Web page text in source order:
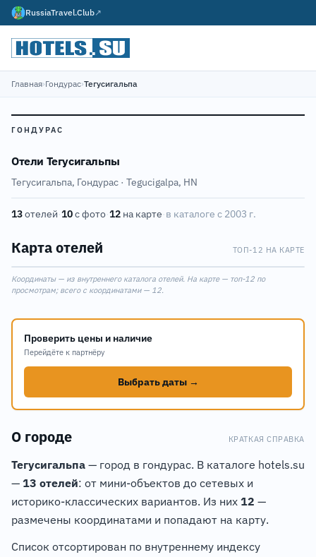
RussiaTravel.Club↗
Главная›Гондурас›Тегусигальпа
ГОНДУРАС
Отели Тегусигальпы
Тегусигальпа, Гондурас · Tegucigalpa, HN
13отелей·10с фото·12 на карте·в каталоге с 2003 г.
Карта отелей ТОП-12 НА КАРТЕ
2
12
+
Координаты — из внутреннего каталога отелей. На карте — топ-12 по
просмотрам; всего с координатами — 12.
Проверить цены и наличие
Перейдёте к партнёру
Выбрать даты →
О городе КРАТКАЯ СПРАВКА
Тегусигальпа — город в гондурас. В каталоге hotels.su
— 13 отелей: от мини-объектов до сетевых и
историко-классических вариантов. Из них 12 —
размечены координатами и попадают на карту.
Список отсортирован по внутреннему индексу